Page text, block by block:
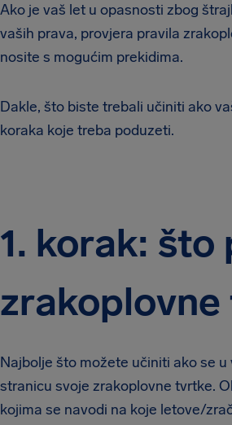
Ako je vaš let u opasnosti zbog
vaših prava, provjera pravila
nosite s mogućim prekidima.
Dakle, što biste trebali učiniti ako
koraka koje treba poduzeti.
1. korak:
Najbolje što možete učiniti ako se
stranicu svoje zrakoplovne tvrtke.
kojima se navodi na koje letove/